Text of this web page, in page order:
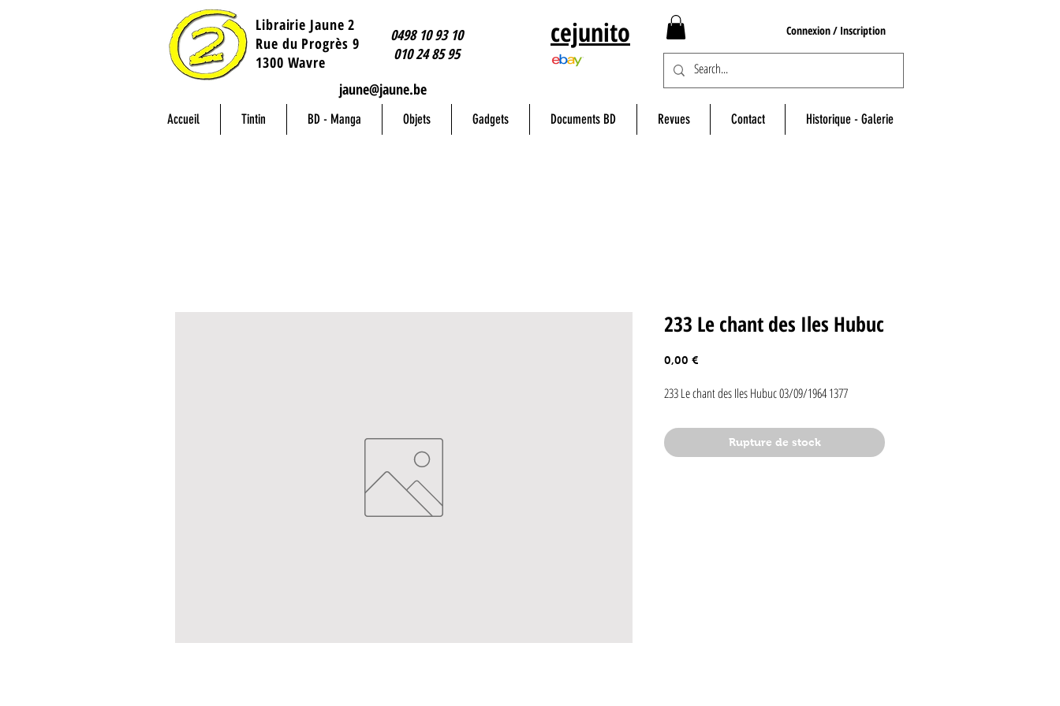
Librairie Jaune 2
​Rue du Progrès 9
1300 Wavre
0498 10 93 10
010 24 85 95
jaune@jaune.be
cejunito Connexion / Inscription
Accueil Tintin BD - Manga Objets Gadgets Documents BD Revues Contact Historique - Galerie
233 Le chant des Iles Hubuc
0,00 €
233 Le chant des Iles Hubuc 03/09/1964 1377
Rupture de stock